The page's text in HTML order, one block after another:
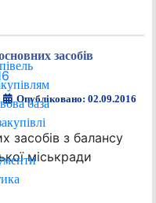
база
засобів
Опубліковано: 02.09.2016
з балансу
міськради